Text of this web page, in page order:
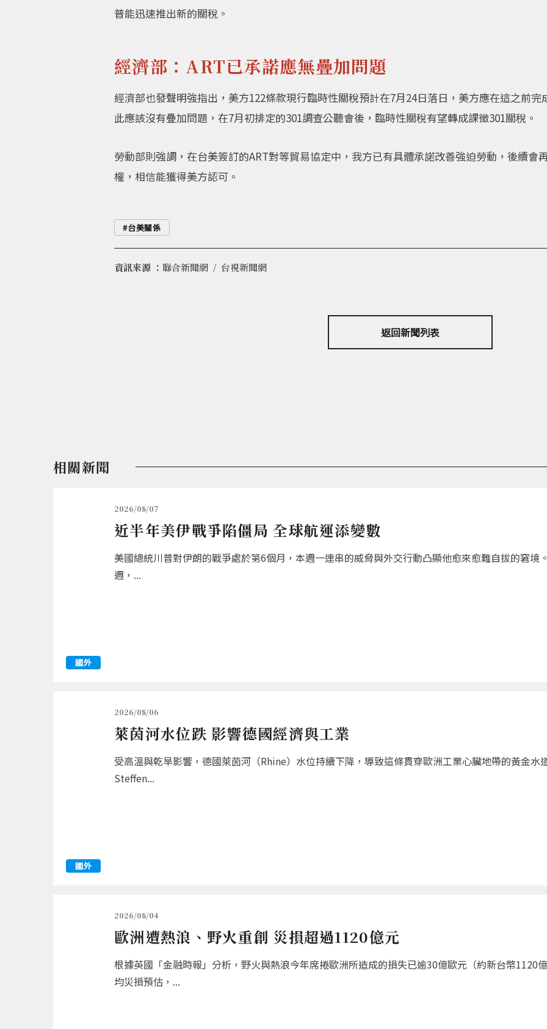
普能迅速推出新的關稅。
經濟部：ART已承諾應無疊加問題
經濟部也發聲明強指出，美方122條款現行臨時性關稅預計在7月24日落日，美方應在這之前
此應該沒有疊加問題，在7月初排定的301調查公聽會後，臨時性關稅有望轉成課徵301關稅。
勞動部則強調，在台美簽訂的ART對等貿易協定中，我方已有具體承諾改善強迫勞動，後續會
權，相信能獲得美方認可。
台美關係
資訊來源 ： 聯合新聞網 台視新聞網
返回新聞列表
相關新聞
2026/08/07
近半年美伊戰爭陷僵局 全球航運添變數
美國總統川普對伊朗的戰爭處於第6個月，本週一連串的威脅與外交行動凸顯他愈來愈難自拔的窘境
週，...
國外
2026/08/06
萊茵河水位跌 影響德國經濟與工業
受高溫與乾旱影響，德國萊茵河（Rhine）水位持續下降，導致這條貫穿歐洲工業心臟地帶的黃金水
Steffen...
國外
2026/08/04
歐洲遭熱浪、野火重創 災損超過1120億元
根據英國「金融時報」分析，野火與熱浪今年席捲歐洲所造成的損失已逾30億歐元（約新台幣1120
均災損預估，...